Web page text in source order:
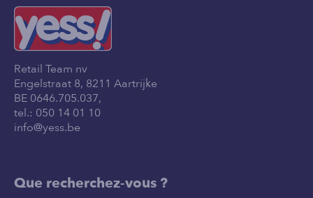
Retail Team nv
Engelstraat 8, 8211 Aartrijke
BE 0646.705.037,
tel.: 050 14 01 10
info@yess.be
Que recherchez-vous ?